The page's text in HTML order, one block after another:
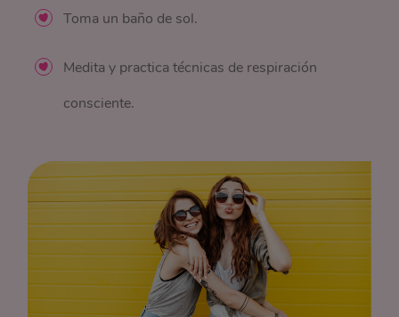
Toma un baño de sol.
Medita y practica técnicas de respiración
consciente.